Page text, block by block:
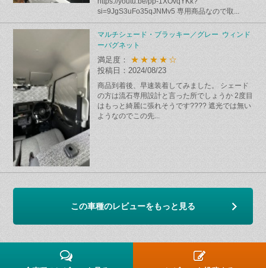
si=9JgS3uFo35qJNMv5 専用商品なので取...
マルチシェード・ブラッキー／グレー ウィンド
ーバグネット
満足度： ★★★★☆
投稿日：2024/08/23
商品到着後、早速装着してみました。 シェード
の方は流石専用設計と言った所でしょうか 2度目
はもっと綺麗に張れそうです???? 遮光では無い
ようなのでこの先...
この車種のレビューをもっと見る